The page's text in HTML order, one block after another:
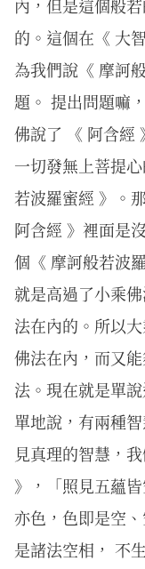
內，但是這個般
的。這個在《 大
為我們說《 摩訶
題。 提出問題嘛
佛說了 《 阿含經
一切發無上菩提
若波羅蜜經 》。
阿含經 》裡面是
個《 摩訶般若波
就是高過了小乘
法在內的。所以
佛法在內，而又
法。現在就是單
單地說，有兩種
見真理的智慧，
》，「照見五蘊
亦色，色即是空
是諸法空相， 不